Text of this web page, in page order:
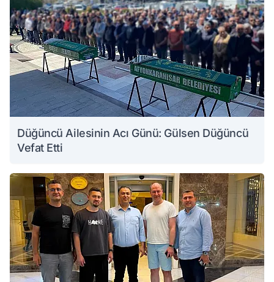
Düğüncü Ailesinin Acı Günü: Gülsen Düğüncü
Vefat Etti